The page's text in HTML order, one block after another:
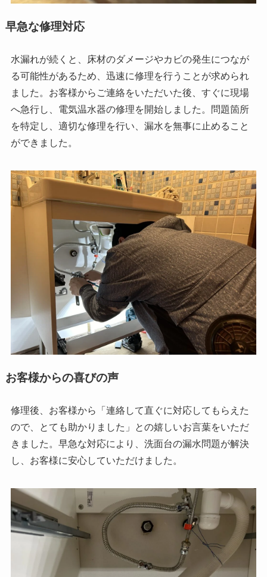
早急な修理対応
水漏れが続くと、床材のダメージやカビの発生につなが
る可能性があるため、迅速に修理を行うことが求められ
ました。お客様からご連絡をいただいた後、すぐに現場
へ急行し、電気温水器の修理を開始しました。問題箇所
を特定し、適切な修理を行い、漏水を無事に止めること
ができました。
お客様からの喜びの声
修理後、お客様から「連絡して直ぐに対応してもらえた
ので、とても助かりました」との嬉しいお言葉をいただ
きました。早急な対応により、洗面台の漏水問題が解決
し、お客様に安心していただけました。